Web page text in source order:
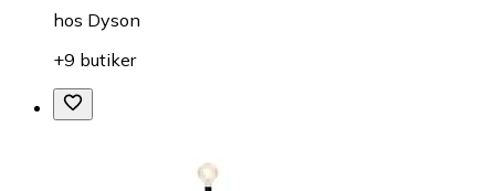
hos Dyson
+9 butiker